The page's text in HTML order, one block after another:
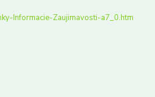
Informacie-Zaujimavosti-a7_0.htm